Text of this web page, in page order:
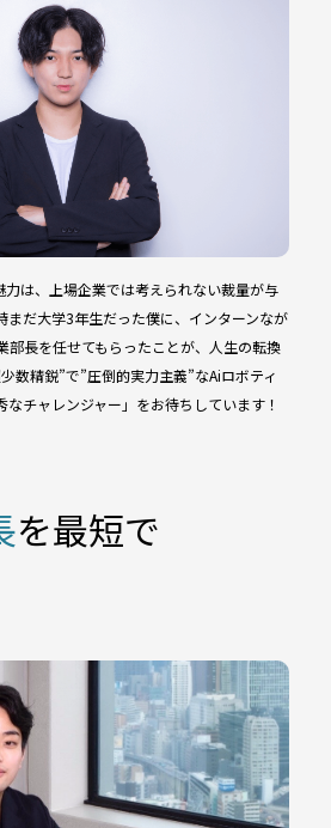
力は、上場企業では考えられない裁量が与
まだ大学3年生だった僕に、インターンなが
部長を任せてもらったことが、人生の転換
数精鋭”で”圧倒的実力主義”なAiロボティ
チャレンジャー」をお待ちしています！
を最短で